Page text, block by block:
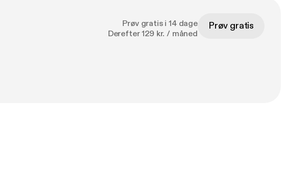
Prøv gratis i 14 dage
Derefter 129 kr. / måned
Prøv gratis